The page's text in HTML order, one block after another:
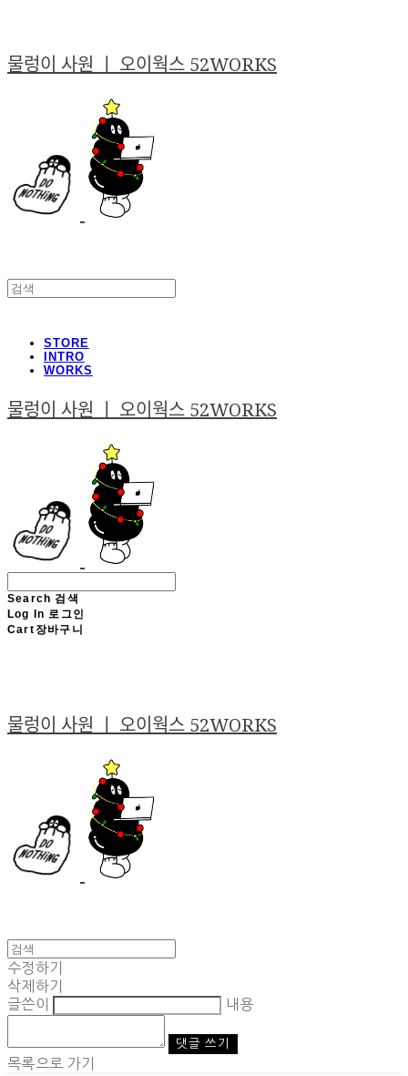
물렁이 사원 ㅣ 오이웍스 52WORKS
STORE
INTRO
WORKS
물렁이 사원 ㅣ 오이웍스 52WORKS
Search 검색
Log In 로그인
Cart 장바구니
물렁이 사원 ㅣ 오이웍스 52WORKS
수정하기
삭제하기
글쓴이
내용
댓글 쓰기
목록으로 가기